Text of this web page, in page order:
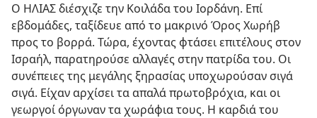
Ο ΗΛΙΑΣ διέσχιζε την Κοιλάδα του Ιορδάνη. Επί
εβδομάδες, ταξίδευε από το μακρινό Όρος Χωρήβ
προς το βορρά. Τώρα, έχοντας φτάσει επιτέλους στον
Ισραήλ, παρατηρούσε αλλαγές στην πατρίδα του. Οι
συνέπειες της μεγάλης ξηρασίας υποχωρούσαν σιγά
σιγά. Είχαν αρχίσει τα απαλά πρωτοβρόχια, και οι
γεωργοί όργωναν τα χωράφια τους. Η καρδιά του